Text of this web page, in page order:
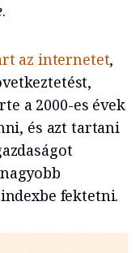
.
az internetet,
a 2000-es évek
és azt tartani
fektetni.